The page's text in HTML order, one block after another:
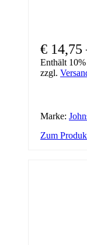
€ 14,75
Enthält
zzgl.
Marke:
Zum